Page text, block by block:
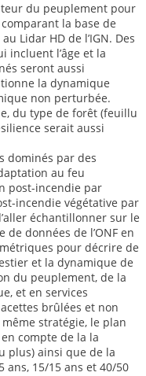
du peuplement pour
la base de
Lidar HD de l’IGN. Des
incluent l’âge et la
seront aussi
la dynamique
non perturbée.
du type de forêt (feuillu
serait aussi
dominés par des
au feu
post-incendie par
incendie végétative par
échantillonner sur le
données de l’ONF en
pour décrire de
et la dynamique de
du peuplement, de la
et en services
brûlées et non
stratégie, le plan
compte de la la
plus) ainsi que de la
15/15 ans et 40/50